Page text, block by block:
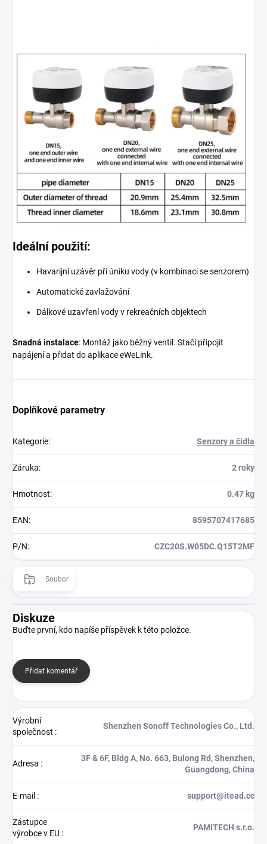
Ideální použití:
Havarijní uzávěr při úniku vody (v kombinaci se senzorem)
Automatické zavlažování
Dálkové uzavření vody v rekreačních objektech
Snadná instalace: Montáž jako běžný ventil. Stačí připojit
napájení a přidat do aplikace eWeLink.
Doplňkové parametry
Kategorie: Senzory a čidla
Záruka: 2 roky
Hmotnost: 0.47 kg
EAN: 8595707417685
P/N: CZC20S.W05DC.Q15T2MF
Soubor
Diskuze
Buďte první, kdo napíše příspěvek k této položce.
Přidat komentář
Výrobní
společnost :
Shenzhen Sonoff Technologies Co., Ltd.
Adresa :
3F & 6F, Bldg A, No. 663, Bulong Rd, Shenzhen,
Guangdong, China
E-mail : support@itead.cc
Zástupce
výrobce v EU :
PAMITECH s.r.o.